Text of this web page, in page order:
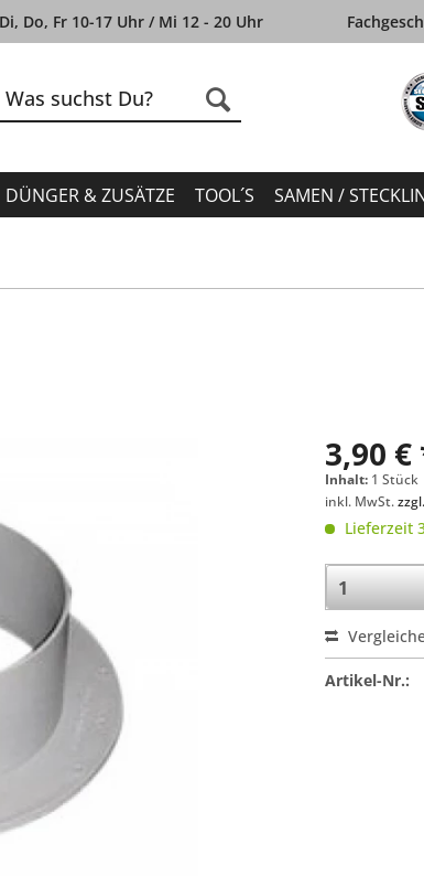
Do, Fr 10-17 Uhr / Mi 12 - 20 Uhr
DÜNGER & ZUSÄTZE TOOL´S SAMEN /
3,90
Inhalt: 1 Stück
inkl. MwSt.
Lieferzeit
Artikel-Nr.: